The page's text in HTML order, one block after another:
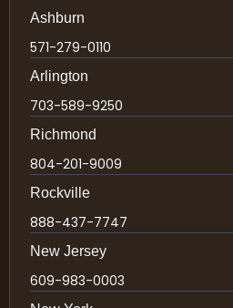
Ashburn
571-279-0110
Arlington
703-589-9250
Richmond
804-201-9009
Rockville
888-437-7747
New Jersey
609-983-0003